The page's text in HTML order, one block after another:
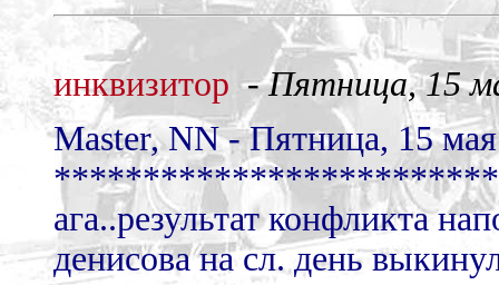
инквизитор -Пятница, 15
Master, NN - Пятница, 15
ага..результат конфликта
денисова на сл. день